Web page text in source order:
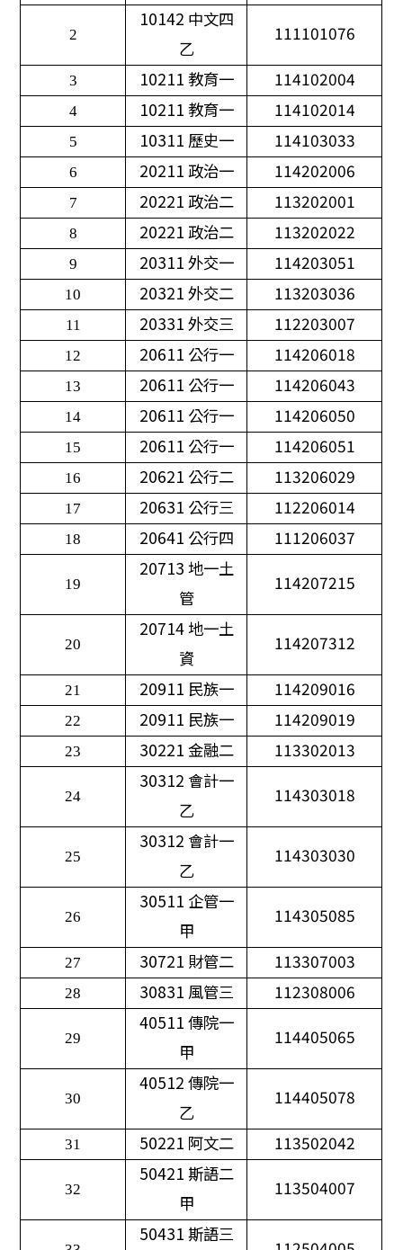
2
10142 中文四
乙
111101076
3 10211 教育一 114102004
4 10211 教育一 114102014
5 10311 歷史一 114103033
6 20211 政治一 114202006
7 20221 政治二 113202001
8 20221 政治二 113202022
9 20311 外交一 114203051
10 20321 外交二 113203036
11 20331 外交三 112203007
12 20611 公行一 114206018
13 20611 公行一 114206043
14 20611 公行一 114206050
15 20611 公行一 114206051
16 20621 公行二 113206029
17 20631 公行三 112206014
18 20641 公行四 111206037
19
20713 地一土
管
114207215
20
20714地一土
資
114207312
21 20911 民族一 114209016
22 20911 民族一 114209019
23 30221 金融二 113302013
24
30312 會計一
乙
114303018
25
30312 會計一
乙
114303030
26
30511 企管一
甲
114305085
27 30721 財管二 113307003
28 30831 風管三 112308006
29
40511 傳院一
甲
114405065
30
40512 傳院一
乙
114405078
31 50221 阿文二 113502042
32
50421 斯語二
甲
113504007
50431 斯語三